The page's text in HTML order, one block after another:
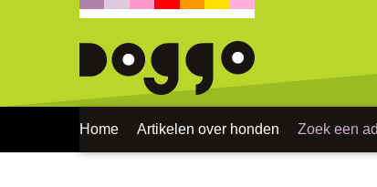
Home Artikelen over honden Zoek een